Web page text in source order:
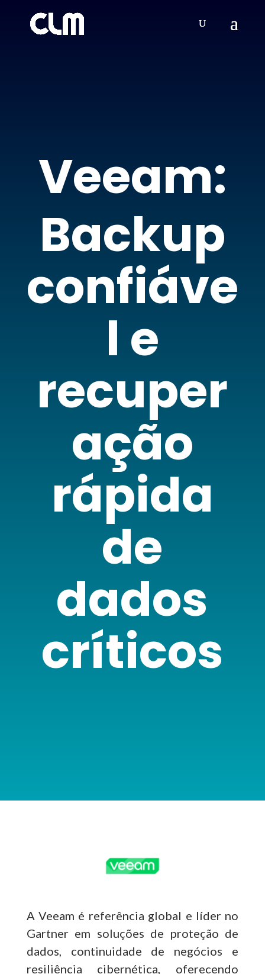
Veeam:
Backup
confiáve
l e
recuper
ação
rápida
de
dados
críticos
AVeeam é referência global e líder no
Gartner em soluções de proteção de
dados, continuidade de negócios e
resiliência cibernética, oferecendo